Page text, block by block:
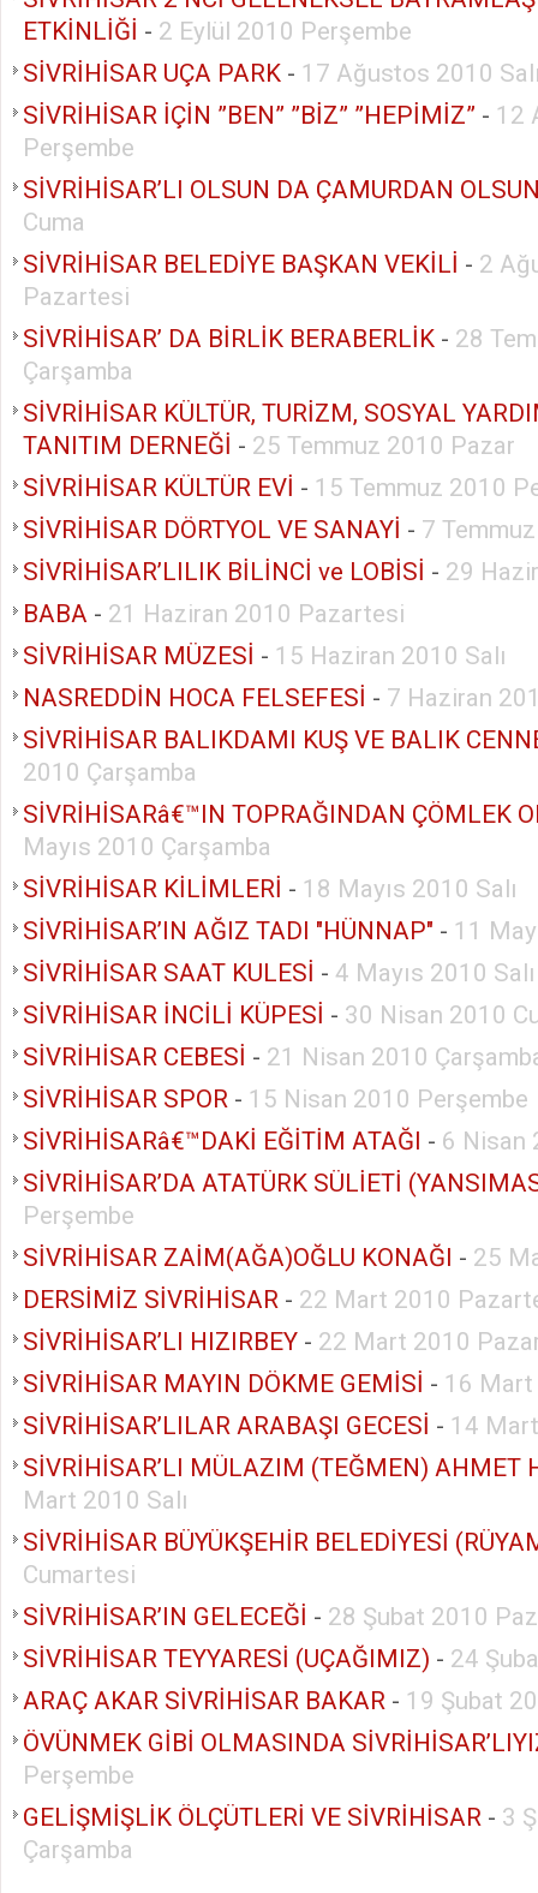
ETKİNLİĞİ - 2 Eylül 2010 Perşembe
SİVRİHİSAR UÇA PARK - 17 Ağustos 2010
SİVRİHİSAR İÇİN ”BEN” ”BİZ” ”HEPİMİZ” - 12
Perşembe
SİVRİHİSAR’LI OLSUN DA ÇAMURDAN
Cuma
SİVRİHİSAR BELEDİYE BAŞKAN VEKİLİ - 2
Pazartesi
SİVRİHİSAR’ DA BİRLİK BERABERLİK - 28
Çarşamba
SİVRİHİSAR KÜLTÜR, TURİZM, SOSYAL
TANITIM DERNEĞİ - 25 Temmuz 2010 Pazar
SİVRİHİSAR KÜLTÜR EVİ - 15 Temmuz 2010
SİVRİHİSAR DÖRTYOL VE SANAYİ - 7
SİVRİHİSAR’LILIK BİLİNCİ ve LOBİSİ - 29
BABA - 21 Haziran 2010 Pazartesi
SİVRİHİSAR MÜZESİ - 15 Haziran 2010 Salı
NASREDDİN HOCA FELSEFESİ - 7 Haziran
SİVRİHİSAR BALIKDAMI KUŞ VE BALIK
2010 Çarşamba
SİVRİHİSARâ€™IN TOPRAĞINDAN ÇÖMLEK
Mayıs 2010 Çarşamba
SİVRİHİSAR KİLİMLERİ - 18 Mayıs 2010 Salı
SİVRİHİSAR’IN AĞIZ TADI "HÜNNAP" - 11
SİVRİHİSAR SAAT KULESİ - 4 Mayıs 2010 Salı
SİVRİHİSAR İNCİLİ KÜPESİ - 30 Nisan 2010
SİVRİHİSAR CEBESİ - 21 Nisan 2010
SİVRİHİSAR SPOR - 15 Nisan 2010 Perşembe
SİVRİHİSARâ€™DAKİ EĞİTİM ATAĞI - 6 Nisan
Perşembe
SİVRİHİSAR ZAİM(AĞA)OĞLU KONAĞI - 25
DERSİMİZ SİVRİHİSAR - 22 Mart 2010
SİVRİHİSAR’LI HIZIRBEY - 22 Mart 2010
SİVRİHİSAR MAYIN DÖKME GEMİSİ - 16 Mart
SİVRİHİSAR’LILAR ARABAŞI GECESİ - 14
SİVRİHİSAR’LI MÜLAZIM (TEĞMEN) AHMET
Mart 2010 Salı
SİVRİHİSAR BÜYÜKŞEHİR BELEDİYESİ
Cumartesi
SİVRİHİSAR’IN GELECEĞİ - 28 Şubat 2010
SİVRİHİSAR TEYYARESİ (UÇAĞIMIZ) - 24
ARAÇ AKAR SİVRİHİSAR BAKAR - 19 Şubat
ÖVÜNMEK GİBİ OLMASINDA
Perşembe
GELİŞMİŞLİK ÖLÇÜTLERİ VE SİVRİHİSAR - 3
Çarşamba